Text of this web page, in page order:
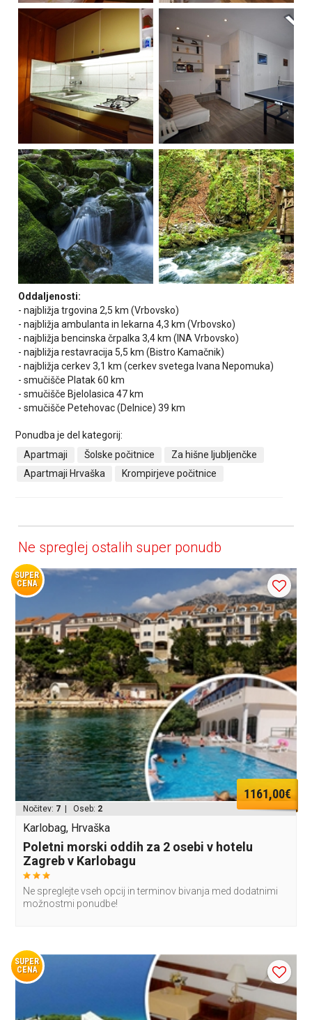
Oddaljenosti:
- najbližja trgovina 2,5 km (Vrbovsko)
- najbližja ambulanta in lekarna 4,3 km (Vrbovsko)
- najbližja bencinska črpalka 3,4 km (INA Vrbovsko)
- najbližja restavracija 5,5 km (Bistro Kamačnik)
- najbližja cerkev 3,1 km (cerkev svetega Ivana Nepomuka)
- smučišče Platak 60 km
- smučišče Bjelolasica 47 km
- smučišče Petehovac (Delnice) 39 km
Ponudba je del kategorij:
Apartmaji
Šolske počitnice
Za hišne ljubljenčke
Apartmaji Hrvaška
Krompirjeve počitnice
Ne spreglej ostalih super ponudb
SUPER
CENA
1161,00€
Nočitev: 7 | Oseb: 2
Karlobag, Hrvaška
Poletni morski oddih za 2 osebi v hotelu
Zagreb v Karlobagu
Ne spreglejte vseh opcij in terminov bivanja med dodatnimi
možnostmi ponudbe!
SUPER
CENA